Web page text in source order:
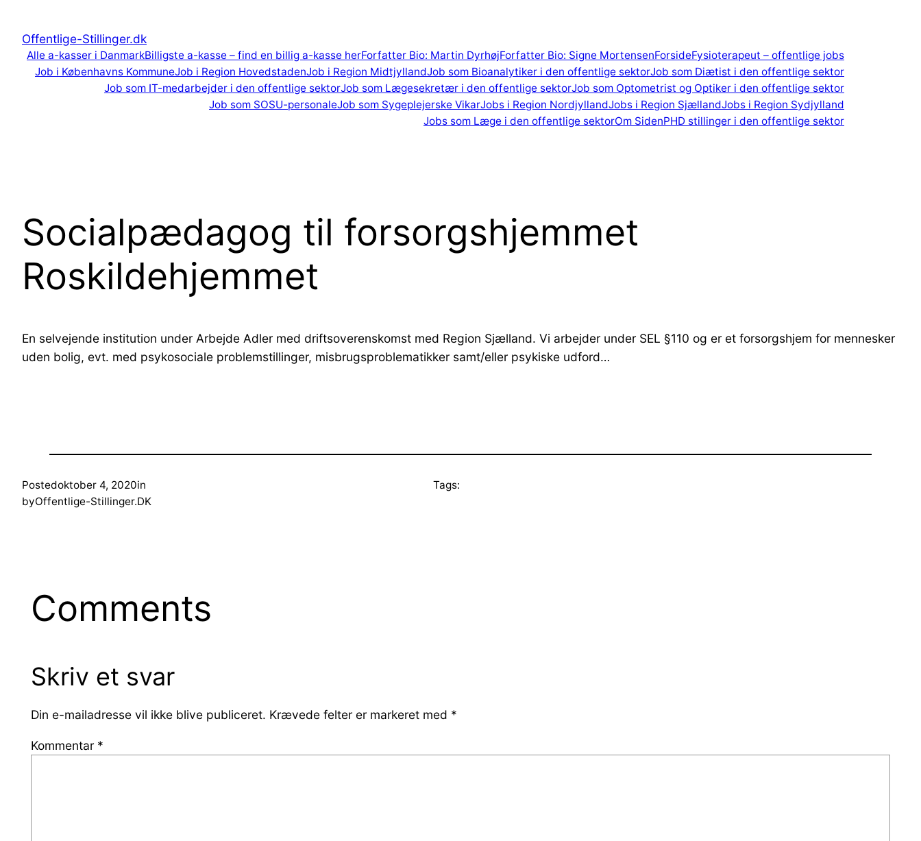
indholdOffentlige-Stillinger.dk
Alle a-kasser i DanmarkBilligste a-kasse – find en billig a-kasse herForfatter Bio: Martin DyrhøjForfatter Bio: Signe MortensenForsideFysioterapeut – offentlige jobs
Job i Københavns KommuneJob i Region HovedstadenJob i Region MidtjyllandJob som Bioanalytiker i den offentlige sektorJob som Diætist i den offentlige sektor
Job som IT-medarbejder i den offentlige sektorJob som Lægesekretær i den offentlige sektorJob som Optometrist og Optiker i den offentlige sektor
Job som SOSU-personaleJob som Sygeplejerske VikarJobs i Region NordjyllandJobs i Region SjællandJobs i Region Sydjylland
Jobs som Læge i den offentlige sektorOm SidenPHD stillinger i den offentlige sektor
Socialpædagog til forsorgshjemmet
Roskildehjemmet
En selvejende institution under Arbejde Adler med driftsoverenskomst med Region Sjælland. Vi arbejder under SEL §110 og er et forsorgshjem for mennesker
uden bolig, evt. med psykosociale problemstillinger, misbrugsproblematikker samt/eller psykiske udford…
Postedoktober 4, 2020in
byOffentlige-Stillinger.DK
Tags:
Comments
Skriv et svar
Din e-mailadresse vil ikke blive publiceret. Krævede felter er markeret med *
Kommentar *